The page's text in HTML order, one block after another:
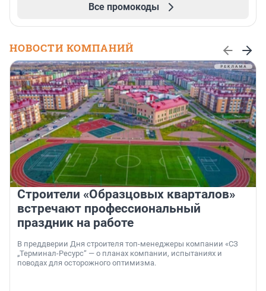
Все промокоды
НОВОСТИ КОМПАНИЙ
Строители «Образцовых кварталов»
встречают профессиональный
праздник на работе
В преддверии Дня строителя топ-менеджеры компании «СЗ
„Терминал-Ресурс“ — о планах компании, испытаниях и
поводах для осторожного оптимизма.